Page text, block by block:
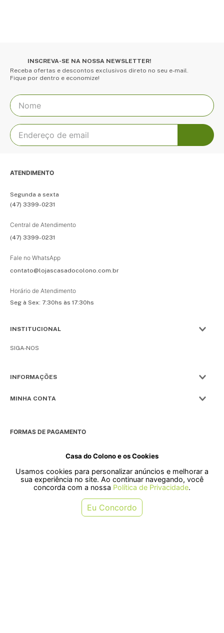
Casa do Colono e os Cookies
Usamos cookies para personalizar anúncios e melhorar a
sua experiência no site. Ao continuar navegando, você
concorda com a nossa Política de Privacidade.
Eu Concordo
INSCREVA-SE NA NOSSA NEWSLETTER!
Receba ofertas e descontos exclusivos direto no seu e-mail.
Fique por dentro e economize!
ATENDIMENTO
Segunda a sexta
(47) 3399-0231
Central de Atendimento
(47) 3399-0231
Fale no WhatsApp
contato@lojascasadocolono.com.br
Horário de Atendimento
Seg à Sex: 7:30hs às 17:30hs
INSTITUCIONAL
SIGA-NOS
INFORMAÇÕES
MINHA CONTA
FORMAS DE PAGAMENTO
SELOS
Rua Pre. Frederico Hardt, 119 - Centro, Indaial - SC, 89080-018